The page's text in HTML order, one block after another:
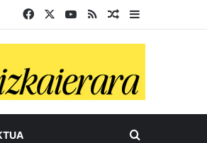
Facebook YouTube
RSS Ausazko
Bilatu